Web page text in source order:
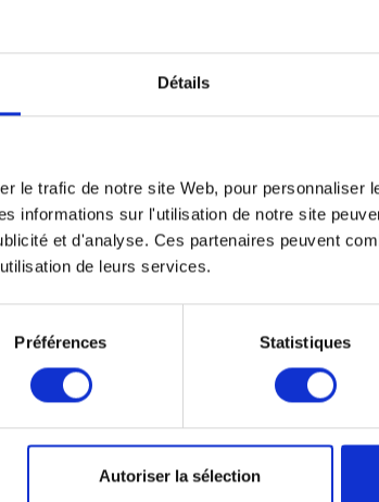
Détails
le trafic de notre site Web, pour personnaliser
informations sur l'utilisation de notre site
et d'analyse. Ces partenaires peuvent
de leurs services.
Préférences Statistiques
Autoriser la sélection
(10 PCs - G3)